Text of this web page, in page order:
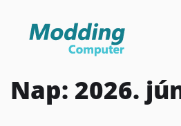
Nap: 2026.